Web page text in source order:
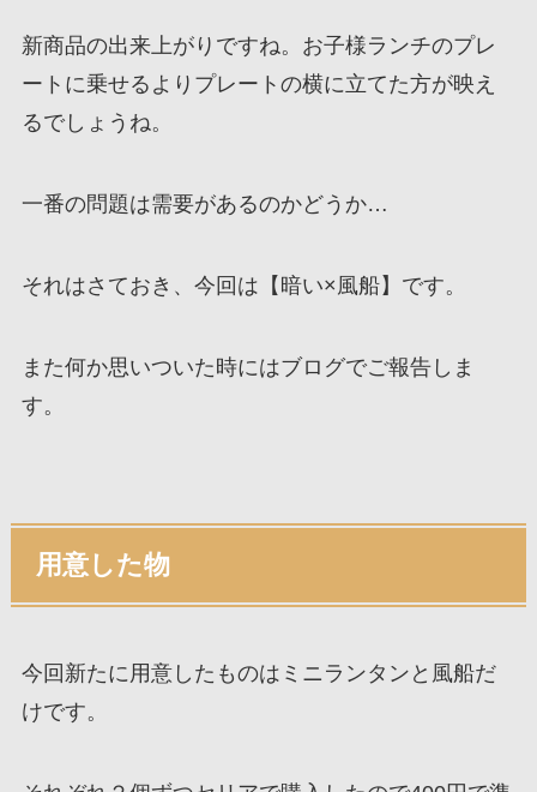
新商品の出来上がりですね。お子様ランチのプレ
ートに乗せるよりプレートの横に立てた方が映え
るでしょうね。
一番の問題は需要があるのかどうか…
それはさておき、今回は【暗い×風船】です。
また何か思いついた時にはブログでご報告しま
す。
用意した物
今回新たに用意したものはミニランタンと風船だ
けです。